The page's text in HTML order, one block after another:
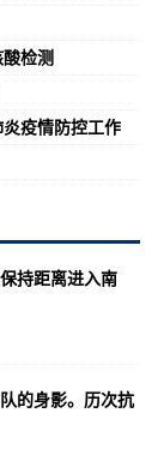
检测
疫情防控工作
持距离进入南
的身影。历次抗